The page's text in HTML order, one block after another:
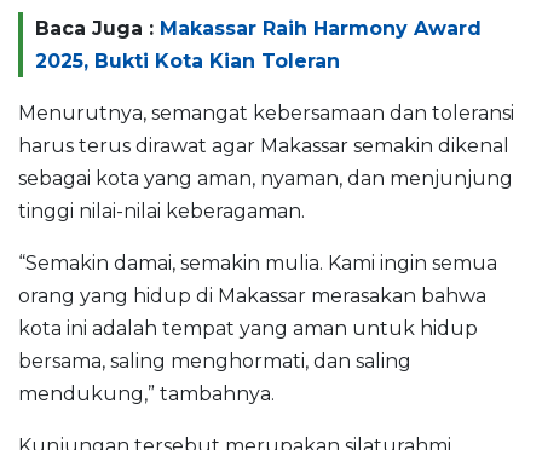
Baca Juga : Makassar Raih Harmony Award
2025, Bukti Kota Kian Toleran
Menurutnya, semangat kebersamaan dan toleransi
harus terus dirawat agar Makassar semakin dikenal
sebagai kota yang aman, nyaman, dan menjunjung
tinggi nilai-nilai keberagaman.
“Semakin damai, semakin mulia. Kami ingin semua
orang yang hidup di Makassar merasakan bahwa
kota ini adalah tempat yang aman untuk hidup
bersama, saling menghormati, dan saling
mendukung,” tambahnya.